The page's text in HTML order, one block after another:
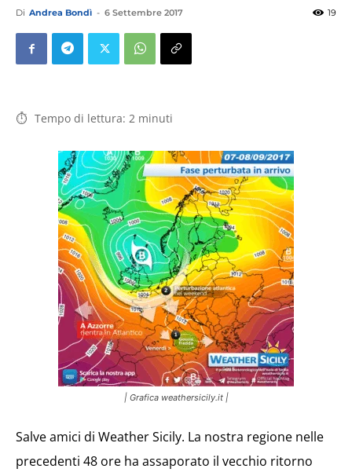
Di Andrea Bondì - 6 Settembre 2017 19
Tempo di lettura: 2 minuti
| Grafica weathersicily.it |
Salve amici di Weather Sicily. La nostra regione nelle
precedenti 48 ore ha assaporato il vecchio ritorno